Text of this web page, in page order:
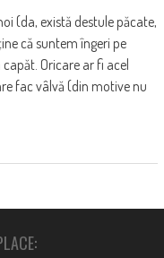
(da, există destule păcate,
că suntem îngeri pe
Oricare ar fi acel
fac vâlvă (din motive nu